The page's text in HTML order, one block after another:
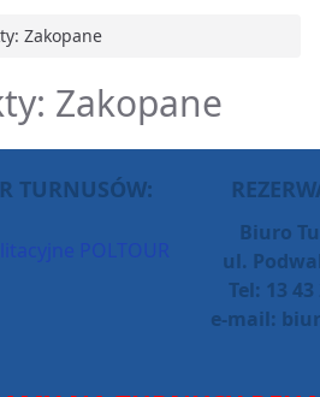
Zakopane
Zakopane
TURNUSÓW:
Biuro
ul.
Tel: 13 43
e-mail: